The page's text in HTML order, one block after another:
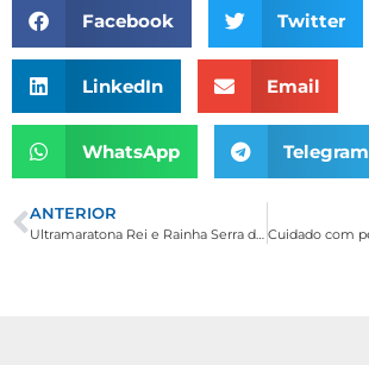
Facebook Twitter
LinkedIn Email
WhatsApp Telegram
ANTERIOR
Ultramaratona Rei e Rainha Serra de Minas na cidade de Inconfidentes